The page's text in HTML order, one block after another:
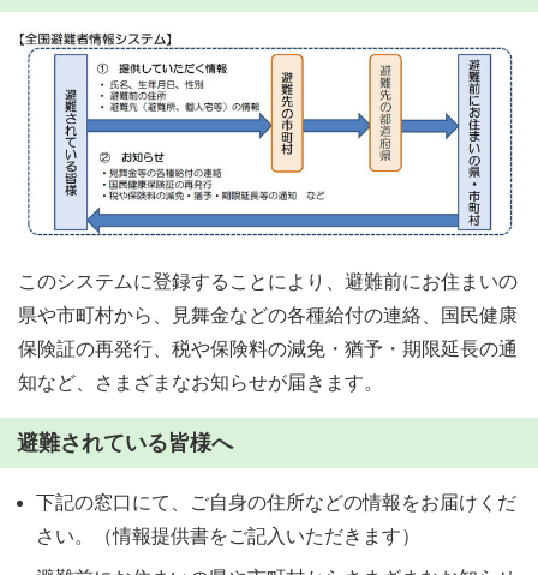
このシステムに登録することにより、避難前にお住まいの
県や市町村から、見舞金などの各種給付の連絡、国民健康
保険証の再発行、税や保険料の減免・猶予・期限延長の通
知など、さまざまなお知らせが届きます。
避難されている皆様へ
下記の窓口にて、ご自身の住所などの情報をお届けくだ
さい。（情報提供書をご記入いただきます）